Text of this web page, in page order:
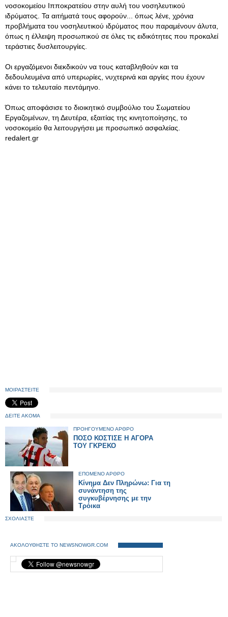
νοσοκομείου Ιπποκρατείου στην αυλή του νοσηλευτικού
ιδρύματος. Τα αιτήματά τους αφορούν... όπως λένε, χρόνια
προβλήματα του νοσηλευτικού ιδρύματος που παραμένουν άλυτα,
όπως η έλλειψη προσωπικού σε όλες τις ειδικότητες που προκαλεί
τεράστιες δυσλειτουργίες.
Οι εργαζόμενοι διεκδικούν να τους καταβληθούν και τα
δεδουλευμένα από υπερωρίες, νυχτερινά και αργίες που έχουν
κάνει το τελευταίο πεντάμηνο.
Όπως αποφάσισε το διοικητικό συμβούλιο του Σωματείου
Εργαζομένων, τη Δευτέρα, εξαιτίας της κινητοποίησης, το
νοσοκομείο θα λειτουργήσει με προσωπικό ασφαλείας.
redalert.gr
ΜΟΙΡΑΣΤΕΙΤΕ
ΔΕΙΤΕ ΑΚΟΜΑ
ΠΡΟΗΓΟΥΜΕΝΟ ΑΡΘΡΟ
ΠΟΣΟ ΚΟΣΤΙΣΕ Η ΑΓΟΡΑ
ΤΟΥ ΓΚΡΕΚΟ
ΕΠΟΜΕΝΟ ΑΡΘΡΟ
Κίνημα Δεν Πληρώνω: Για τη
συνάντηση της
συγκυβέρνησης με την
Τρόικα
ΣΧΟΛΙΑΣΤΕ
ΑΚΟΛΟΥΘΗΣΤΕ ΤΟ NEWSNOWGR.COM